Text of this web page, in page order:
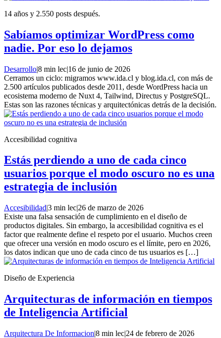
14 años y 2.550 posts después.
Sabíamos optimizar WordPress como
nadie. Por eso lo dejamos
Desarrollo|8 min lec|16 de junio de 2026
Cerramos un ciclo: migramos www.ida.cl y blog.ida.cl, con más de
2.500 artículos publicados desde 2011, desde WordPress hacia un
ecosistema moderno de Nuxt 4, Tailwind, Directus y PostgreSQL.
Estas son las razones técnicas y arquitectónicas detrás de la decisión.
Accesibilidad cognitiva
Estás perdiendo a uno de cada cinco
usuarios porque el modo oscuro no es una
estrategia de inclusión
Accesibilidad|3 min lec|26 de marzo de 2026
Existe una falsa sensación de cumplimiento en el diseño de
productos digitales. Sin embargo, la accesibilidad cognitiva es el
factor que realmente define el respeto por el usuario. Muchos creen
que ofrecer una versión en modo oscuro es el límite, pero en 2026,
los datos indican que uno de cada cinco de tus usuarios es […]
Diseño de Experiencia
Arquitecturas de información en tiempos
de Inteligencia Artificial
Arquitectura De Informacion|8 min lec|24 de febrero de 2026